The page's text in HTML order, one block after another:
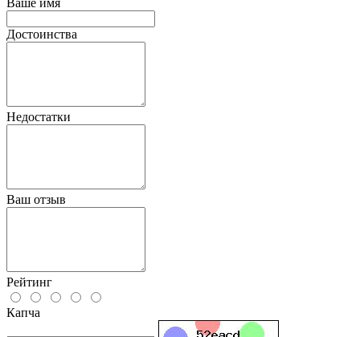
Достоинства
Недостатки
Ваш отзыв
Рейтинг
Капча